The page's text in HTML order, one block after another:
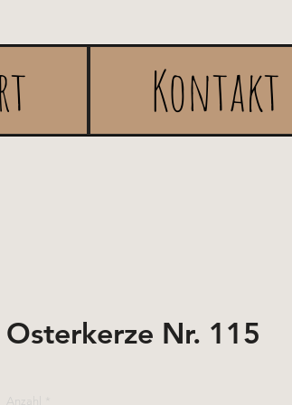
Kontakt
Osterkerze Nr. 115
Anzahl